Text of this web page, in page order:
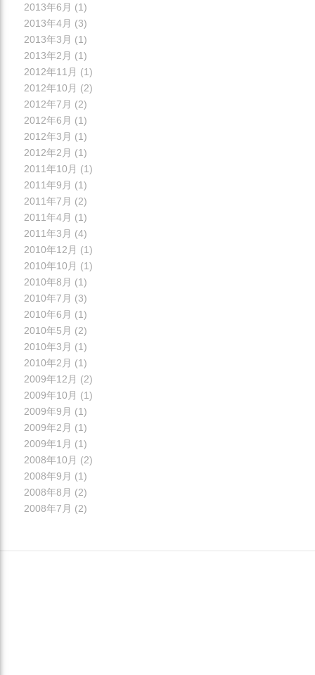
2013年6月 (1)
2013年4月 (3)
2013年3月 (1)
2013年2月 (1)
2012年11月 (1)
2012年10月 (2)
2012年7月 (2)
2012年6月 (1)
2012年3月 (1)
2012年2月 (1)
2011年10月 (1)
2011年9月 (1)
2011年7月 (2)
2011年4月 (1)
2011年3月 (4)
2010年12月 (1)
2010年10月 (1)
2010年8月 (1)
2010年7月 (3)
2010年6月 (1)
2010年5月 (2)
2010年3月 (1)
2010年2月 (1)
2009年12月 (2)
2009年10月 (1)
2009年9月 (1)
2009年2月 (1)
2009年1月 (1)
2008年10月 (2)
2008年9月 (1)
2008年8月 (2)
2008年7月 (2)